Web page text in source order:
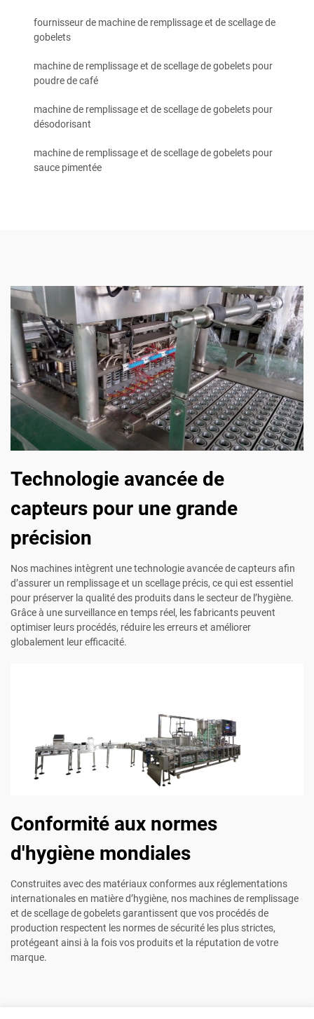
fournisseur de machine de remplissage et de scellage de
gobelets
machine de remplissage et de scellage de gobelets pour
poudre de café
machine de remplissage et de scellage de gobelets pour
désodorisant
machine de remplissage et de scellage de gobelets pour
sauce pimentée
Technologie avancée de
capteurs pour une grande
précision
Nos machines intègrent une technologie avancée de capteurs afin
d’assurer un remplissage et un scellage précis, ce qui est essentiel
pour préserver la qualité des produits dans le secteur de l’hygiène.
Grâce à une surveillance en temps réel, les fabricants peuvent
optimiser leurs procédés, réduire les erreurs et améliorer
globalement leur efficacité.
Conformité aux normes
d'hygiène mondiales
Construites avec des matériaux conformes aux réglementations
internationales en matière d’hygiène, nos machines de remplissage
et de scellage de gobelets garantissent que vos procédés de
production respectent les normes de sécurité les plus strictes,
protégeant ainsi à la fois vos produits et la réputation de votre
marque.